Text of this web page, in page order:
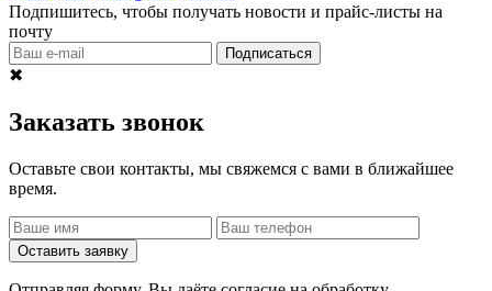
Подпишитесь, чтобы получать новости и прайс-листы на
почту
Подписаться
✖
Заказать звонок
Оставьте свои контакты, мы свяжемся с вами в ближайшее
время.
Оставить заявку